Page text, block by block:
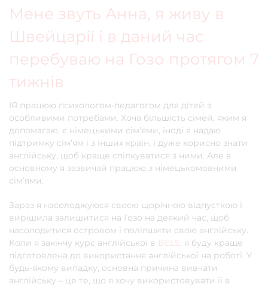
Мене звуть Анна, я живу в
Швейцарії і в даний час
перебуваю на Гозо протягом 7
тижнів
IЯ працюю психологом-педагогом для дітей з
особливими потребами. Хоча більшість сімей, яким я
допомагаю, є німецькими сім’ями, іноді я надаю
підтримку сім’ям і з інших країн, і дуже корисно знати
англійську, щоб краще спілкуватися з ними. Але в
основному я зазвичай працюю з німецькомовними
сім’ями.
Зараз я насолоджуюся своєю щорічною відпусткою і
вирішила залишитися на Гозо на деякий час, щоб
насолодитися островом і поліпшити свою англійську.
Коли я закінчу курс англійської в BELS, я буду краще
підготовлена до використання англійської на роботі. У
будь-якому випадку, основна причина вивчати
англійську – це те, що я хочу використовувати її в